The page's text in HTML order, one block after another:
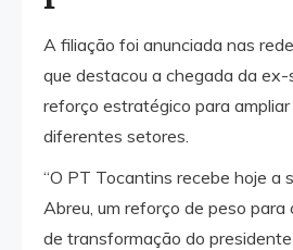
A filiação foi anunciada nas
que destacou a chegada da ex-
reforço estratégico para
diferentes setores.
“O PT Tocantins recebe hoje a
Abreu, um reforço de peso para
de transformação do